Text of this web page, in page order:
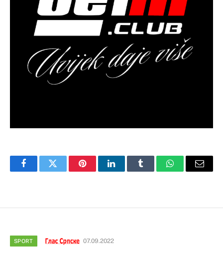
FacebookTwitter PinterestLinkedInTumblr WhatsAppEmail
SPORT 07.09.2022